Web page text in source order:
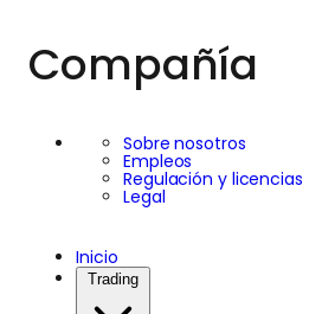
Compañía
Sobre nosotros
Empleos
Regulación y licencias
Legal
Inicio
Trading